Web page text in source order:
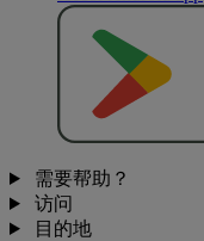
需要帮助？
访问
目的地